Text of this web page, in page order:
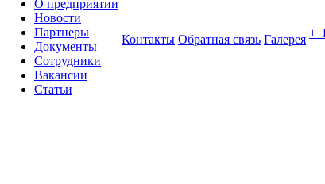
О предприятии
Новости
Партнеры
Документы
Сотрудники
Вакансии
Статьи
Контакты Обратная связь Галерея +